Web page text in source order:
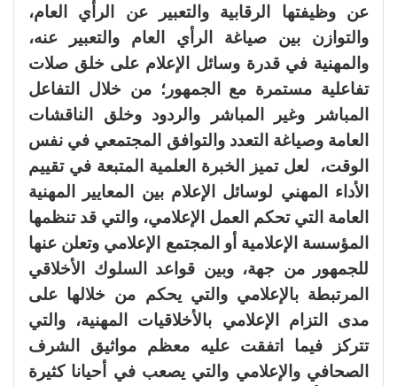
عن وظيفتها الرقابية والتعبير عن الرأي العام،
والتوازن بين صياغة الرأي العام والتعبير عنه،
والمهنية في قدرة وسائل الإعلام على خلق صلات
تفاعلية مستمرة مع الجمهور؛ من خلال التفاعل
المباشر وغير المباشر والردود وخلق الناقشات
العامة وصياغة التعدد والتوافق المجتمعي في نفس
الوقت، لعل تميز الخبرة العلمية المتبعة في تقييم
الأداء المهني لوسائل الإعلام بين المعايير المهنية
العامة التي تحكم العمل الإعلامي، والتي قد تنظمها
المؤسسة الإعلامية أو المجتمع الإعلامي وتعلن عنها
للجمهور من جهة، وبين قواعد السلوك الأخلاقي
المرتبطة بالإعلامي والتي يحكم من خلالها على
مدى التزام الإعلامي بالأخلاقيات المهنية، والتي
تتركز فيما اتفقت عليه معظم مواثيق الشرف
الصحافي والإعلامي والتي يصعب في أحيانا كثيرة